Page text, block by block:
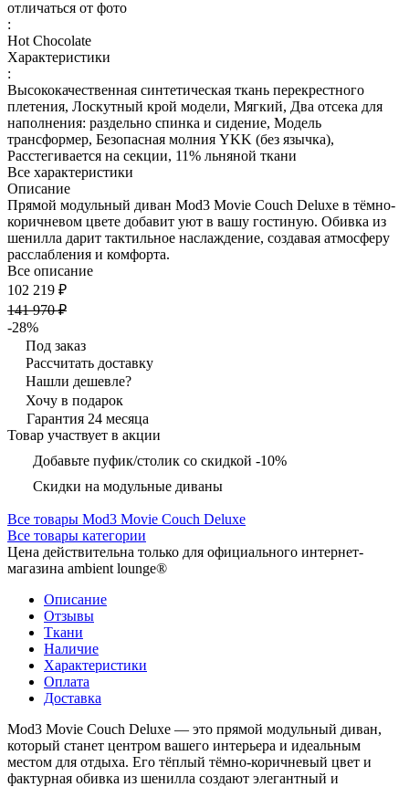
отличаться от фото
:
Hot Chocolate
Характеристики
:
Высококачественная синтетическая ткань перекрестного
плетения, Лоскутный крой модели, Мягкий, Два отсека для
наполнения: раздельно спинка и сидение, Модель
трансформер, Безопасная молния YKK (без язычка),
Расстегивается на секции, 11% льняной ткани
Все характеристики
Описание
Прямой модульный диван Mod3 Movie Couch Deluxe в тёмно-
коричневом цвете добавит уют в вашу гостиную. Обивка из
шенилла дарит тактильное наслаждение, создавая атмосферу
расслабления и комфорта.
Все описание
102 219 ₽
141 970 ₽
-28%
Под заказ
Рассчитать доставку
Нашли дешевле?
Хочу в подарок
Гарантия 24 месяца
Товар участвует в акции
Добавьте пуфик/столик со скидкой -10%
Скидки на модульные диваны
Все товары Mod3 Movie Couch Deluxe
Все товары категории
Цена действительна только для официального интернет-
магазина ambient lounge®
Описание
Отзывы
Ткани
Наличие
Характеристики
Оплата
Доставка
Mod3 Movie Couch Deluxe — это прямой модульный диван,
который станет центром вашего интерьера и идеальным
местом для отдыха. Его тёплый тёмно-коричневый цвет и
фактурная обивка из шенилла создают элегантный и